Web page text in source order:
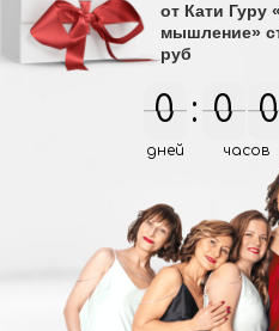
0
0
дней
: 0
0 0
0
часов
от Кати Гуру
мышление»
руб